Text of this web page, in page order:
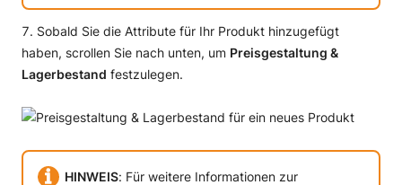
Sobald Sie die Attribute für Ihr Produkt hinzugefügt
haben, scrollen Sie nach unten, um Preisgestaltung &
Lagerbestand festzulegen.
HINWEIS: Für weitere Informationen zur